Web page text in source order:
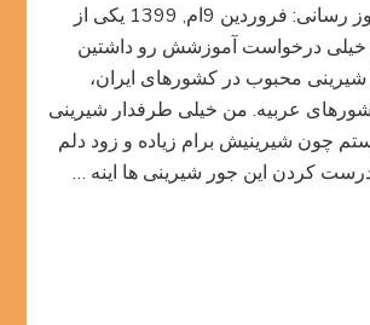
با
خمیر
تاریخ آخرین به روز رسانی: فروردین 9ام, 1399 یکی از
خیلی درخواست آموزشش رو داشتین
شیرینی محبوب در کشورهای ایران،
عربیه. من خیلی طرفدار شیرینی
چون شیرینیش برام زیاده و زود دلم
کردن این جور شیرینی ها اینه …